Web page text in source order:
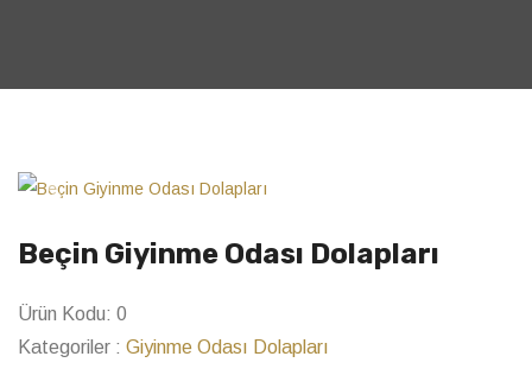
Previous
Beçin Giyinme Odası Dolapları
Ürün Kodu: 0
Kategoriler : Giyinme Odası Dolapları